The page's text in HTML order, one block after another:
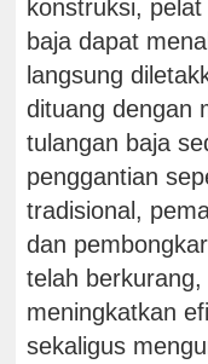
konstruksi,
baja dapat
langsung
dituang dengan
tulangan baja
penggantian
tradisional,
dan
telah
meningkatkan
sekaligus